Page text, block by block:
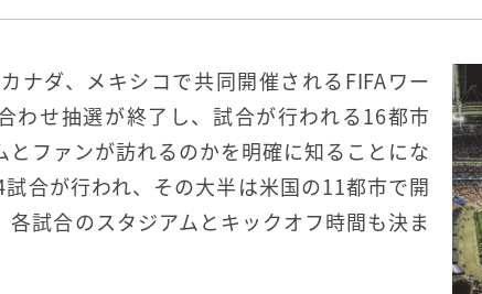
ナダ、メキシコで共同開催されるFIFAワー
わせ抽選が終了し、試合が行われる16都市
とファンが訪れるのかを明確に知ることにな
合が行われ、その大半は米国の11都市で開
各試合のスタジアムとキックオフ時間も決ま